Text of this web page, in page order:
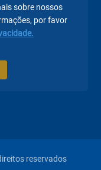
reservados
sobre nossos
por favor